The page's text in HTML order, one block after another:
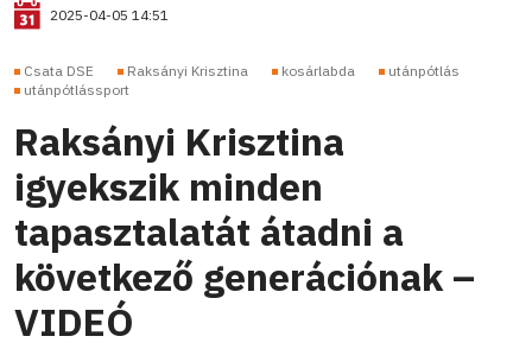
2025-04-05 14:51
Csata DSE Raksányi Krisztina kosárlabda
utánpótlás
utánpótlássport
Raksányi Krisztina
igyekszik minden
tapasztalatát átadni a
következő generációnak –
VIDEÓ